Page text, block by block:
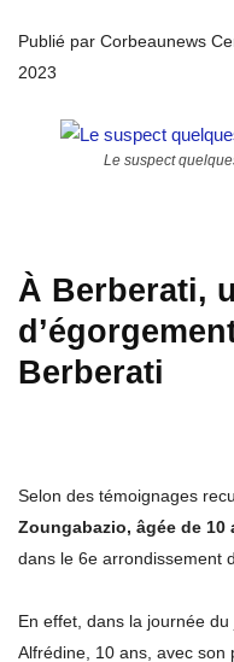
Publié par Corbeaunews
2023
Le suspect
À Berberati,
Berberati
Selon des témoignages
Zoungabazio, âgée de
dans le 6e arrondissement
En effet, dans la journée
Alfrédine, 10 ans, avec